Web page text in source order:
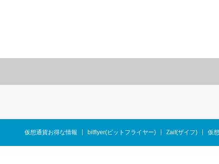
仮想通貨お得な情報 bitflyer(ビットフライヤー) Zaif(ザイフ) 仮